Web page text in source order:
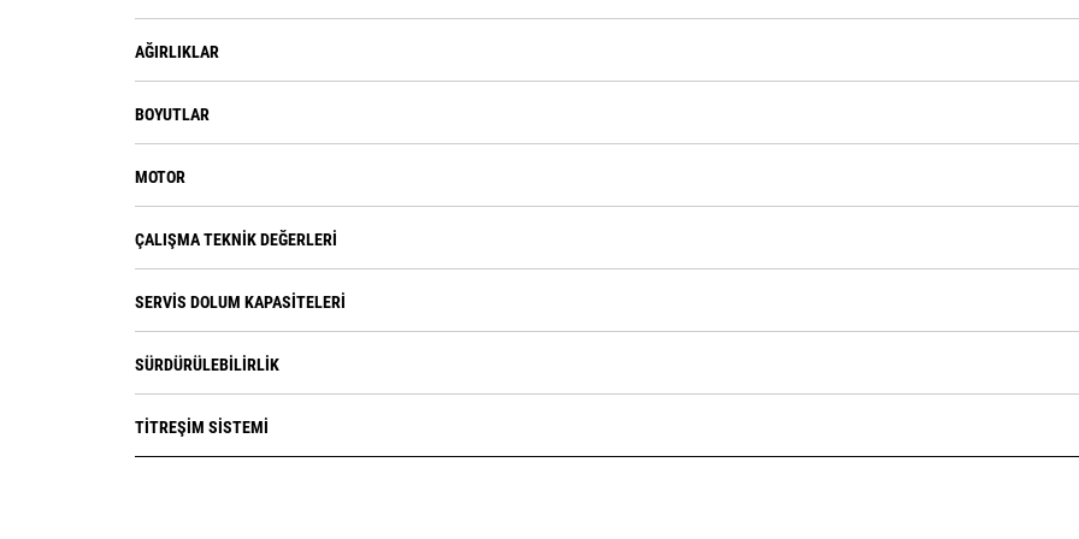
AĞIRLIKLAR
BOYUTLAR
MOTOR
ÇALIŞMA TEKNIK DEĞERLERI
SERVIS DOLUM KAPASITELERI
SÜRDÜRÜLEBILIRLIK
TITREŞIM SISTEMI